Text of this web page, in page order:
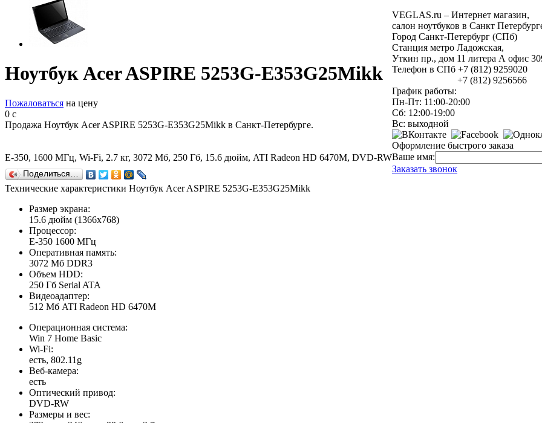
Ноутбук Acer ASPIRE 5253G-E353G25Mikk
Пожаловаться на цену
0 c
Продажа Ноутбук Acer ASPIRE 5253G-E353G25Mikk в Санкт-Петербурге.
E-350, 1600 МГц, Wi-Fi, 2.7 кг, 3072 Мб, 250 Гб, 15.6 дюйм, ATI Radeon HD 6470M, DVD-RW
Поделиться…
Технические характеристики Ноутбук Acer ASPIRE 5253G-E353G25Mikk
Размер экрана:
15.6 дюйм (1366x768)
Процессор:
E-350 1600 МГц
Оперативная память:
3072 Мб DDR3
Объем HDD:
250 Гб Serial ATA
Видеоадаптер:
512 Мб ATI Radeon HD 6470M
Операционная система:
Win 7 Home Basic
Wi-Fi:
есть, 802.11g
Веб-камера:
есть
Оптический привод:
DVD-RW
Размеры и вес:
VEGLAS.ru – Интернет магазин,
салон ноутбуков в Санкт
Город Санкт-Петербург (СПб)
Станция метро Ладожская,
Уткин пр., дом 11 литера А офис
Телефон в СПб +7 (812) 9259020
+7 (812) 9256566
График работы:
Пн-Пт: 11:00-20:00
Сб: 12:00-19:00
Вс: выходной
Оформление быстрого заказа
Ваше имя:
Заказать звонок